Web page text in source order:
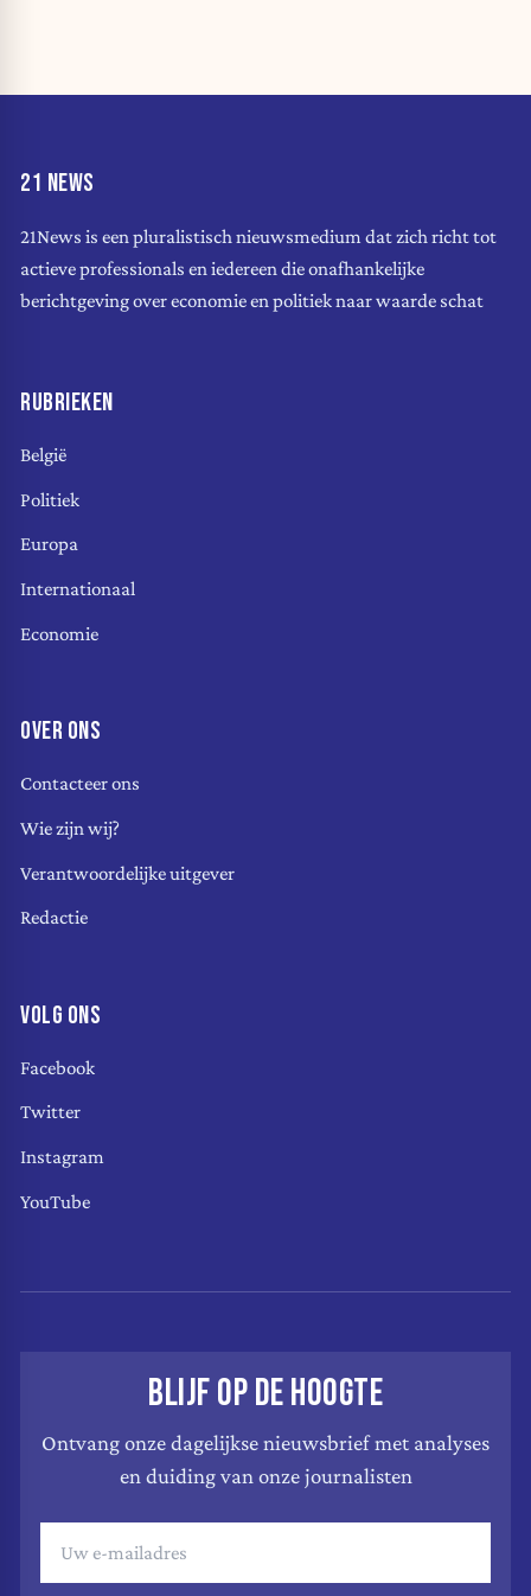
21 NEWS
21News is een pluralistisch nieuwsmedium dat zich richt tot
actieve professionals en iedereen die onafhankelijke
berichtgeving over economie en politiek naar waarde schat
RUBRIEKEN
België
Politiek
Europa
Internationaal
Economie
OVER ONS
Contacteer ons
Wie zijn wij?
Verantwoordelijke uitgever
Redactie
VOLG ONS
Facebook
Twitter
Instagram
YouTube
BLIJF OP DE HOOGTE
Ontvang onze dagelijkse nieuwsbrief met analyses
en duiding van onze journalisten